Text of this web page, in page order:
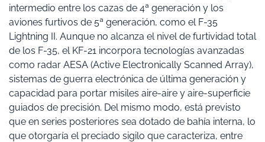
intermedio entre los cazas de 4ª generación y los
aviones furtivos de 5ª generación, como el F-35
Lightning II. Aunque no alcanza el nivel de furtividad total
de los F-35, el KF-21 incorpora tecnologías avanzadas
como radar AESA (Active Electronically Scanned Array),
sistemas de guerra electrónica de última generación y
capacidad para portar misiles aire-aire y aire-superficie
guiados de precisión. Del mismo modo, está previsto
que en series posteriores sea dotado de bahía interna, lo
que otorgaría el preciado sigilo que caracteriza, entre